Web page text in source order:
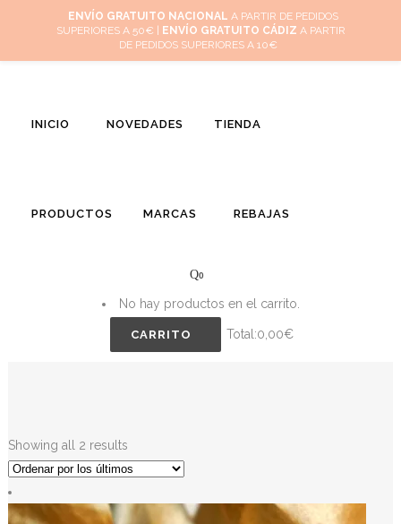
Mi cuenta Cuidado de tus joyas Conócenos Contacta
INICIO NOVEDADES TIENDA
PRODUCTOS MARCAS REBAJAS
0
No hay productos en el carrito.
CARRITO Total:0,00€
Showing all 2 results
ENVÍO GRATUITO NACIONAL A PARTIR DE PEDIDOS
SUPERIORES A 50€ |
ENVÍO GRATUITO CÁDIZ A PARTIR
DE PEDIDOS SUPERIORES A 10€